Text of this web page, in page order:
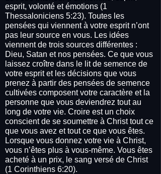
esprit, volonté et émotions (1
Thessaloniciens 5:23). Toutes les
pensées qui viennent à votre esprit n’ont
pas leur source en vous. Les idées
viennent de trois sources différentes :
Dieu, Satan et nos pensées. Ce que vous
laissez croître dans le lit de semence de
votre esprit et les décisions que vous
prenez à partir des pensées de semence
cultivées composent votre caractère et la
personne que vous deviendrez tout au
long de votre vie. Croire est un choix
conscient de se soumettre à Christ tout ce
que vous avez et tout ce que vous êtes.
Lorsque vous donnez votre vie à Christ,
vous n’êtes plus à vous-même. Vous êtes
acheté à un prix, le sang versé de Christ
(1 Corinthiens 6:20).